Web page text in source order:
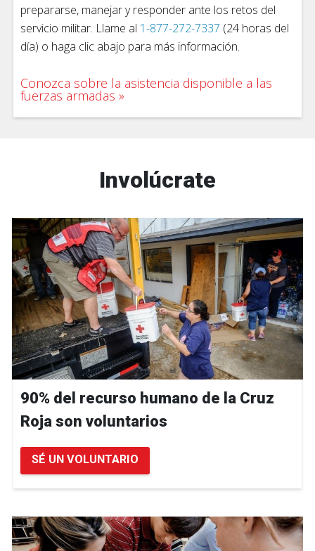
prepararse, manejar y responder ante los retos del
servicio militar. Llame al 1-877-272-7337 (24 horas del
día) o haga clic abajo para más información.
Conozca sobre la asistencia disponible a las
fuerzas armadas
Involúcrate
90% del recurso humano de la Cruz
Roja son voluntarios
SÉ UN VOLUNTARIO